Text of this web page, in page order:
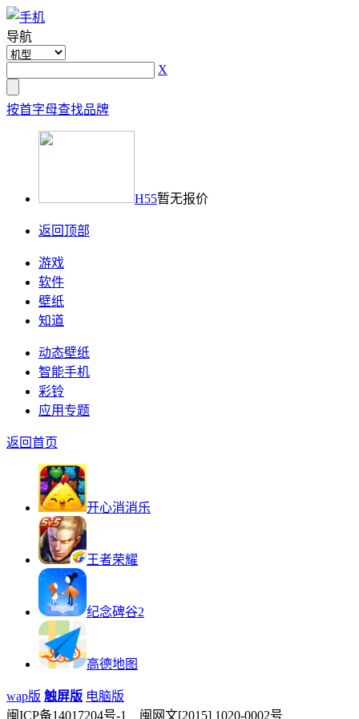
导航
X
按首字母查找品牌
H55暂无报价
返回顶部
游戏
软件
壁纸
知道
动态壁纸
智能手机
彩铃
应用专题
返回首页
开心消消乐
王者荣耀
纪念碑谷2
高德地图
wap版 触屏版 电脑版
闽ICP备14017204号-1 闽网文[2015] 1020-0002号